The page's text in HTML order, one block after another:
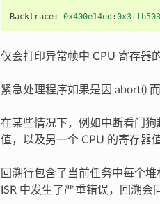
Backtrace: 0x400e14ed :
仅会打印异常帧中 CPU 寄存器
紧急处理程序如果是因 abort()
在某些情况下，例如中断看门
值，以及另一个 CPU 的寄存器
回溯行包含了当前任务中每个
ISR 中发生了严重错误，回溯会